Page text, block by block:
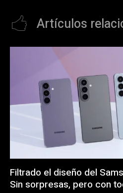
Artículos
Filtrado el diseño del
Sin sorpresas, pero con